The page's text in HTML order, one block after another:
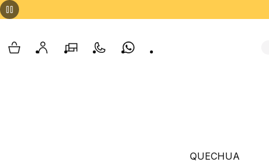
Whatsappצור קשרהסניפים שלנוהחשבון שלי
QUECHUA